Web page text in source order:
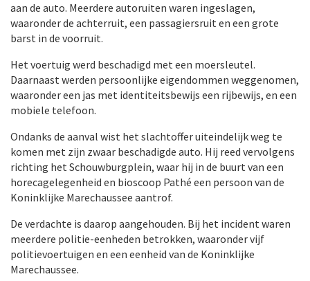
aan de auto. Meerdere autoruiten waren ingeslagen,
waaronder de achterruit, een passagiersruit en een grote
barst in de voorruit.
Het voertuig werd beschadigd met een moersleutel.
Daarnaast werden persoonlijke eigendommen weggenomen,
waaronder een jas met identiteitsbewijs een rijbewijs, en een
mobiele telefoon.
Ondanks de aanval wist het slachtoffer uiteindelijk weg te
komen met zijn zwaar beschadigde auto. Hij reed vervolgens
richting het Schouwburgplein, waar hij in de buurt van een
horecagelegenheid en bioscoop Pathé een persoon van de
Koninklijke Marechaussee aantrof.
De verdachte is daarop aangehouden. Bij het incident waren
meerdere politie-eenheden betrokken, waaronder vijf
politievoertuigen en een eenheid van de Koninklijke
Marechaussee.